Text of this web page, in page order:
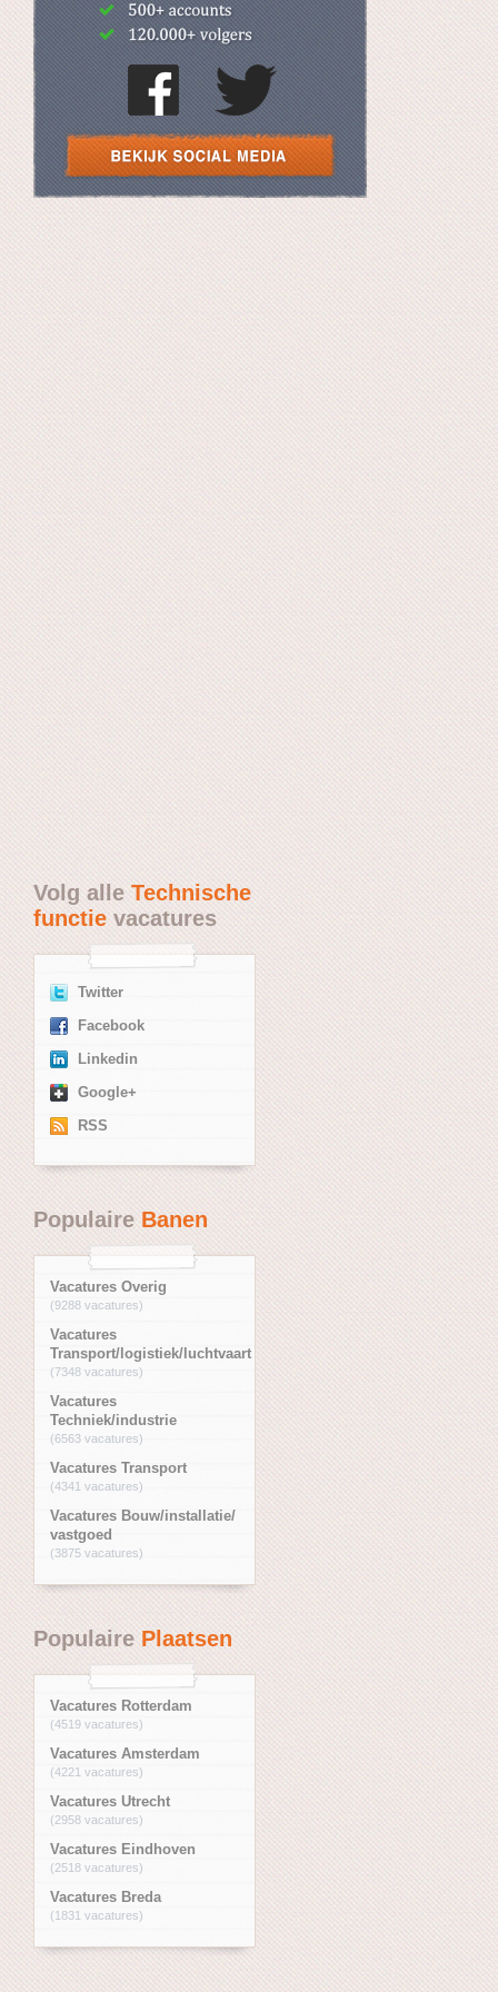
Volg alleTechnische
functie vacatures
Twitter
Facebook
Linkedin
Google+
RSS
PopulaireBanen
Vacatures Overig
(9288 vacatures)
Vacatures
Transport/logistiek/luchtvaart
(7348 vacatures)
Vacatures
Techniek/industrie
(6563 vacatures)
Vacatures Transport
(4341 vacatures)
Vacatures Bouw/installatie/
vastgoed
(3875 vacatures)
PopulairePlaatsen
Vacatures Rotterdam
(4519 vacatures)
Vacatures Amsterdam
(4221 vacatures)
Vacatures Utrecht
(2958 vacatures)
Vacatures Eindhoven
(2518 vacatures)
Vacatures Breda
(1831 vacatures)